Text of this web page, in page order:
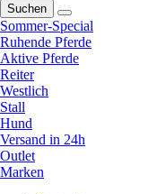
Suchen
Sommer-Special
Ruhende Pferde
Aktive Pferde
Reiter
Westlich
Stall
Hund
Versand in 24h
Outlet
Marken